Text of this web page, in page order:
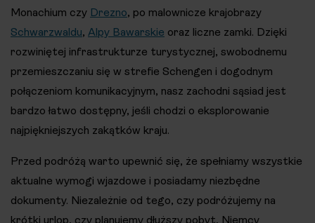
Monachium czy Drezno, po malownicze krajobrazy
Schwarzwaldu, Alpy Bawarskie oraz liczne zamki. Dzięki
rozwiniętej infrastrukturze turystycznej, swobodnemu
przemieszczaniu się w strefie Schengen i dogodnym
połączeniom komunikacyjnym, nasz zachodni sąsiad jest
bardzo łatwo dostępny, jeśli chodzi o eksplorowanie
najpiękniejszych zakątków kraju.
Przed podróżą warto upewnić się, że spełniamy wszystkie
aktualne wymogi wjazdowe i posiadamy niezbędne
dokumenty. Niezależnie od tego, czy podróżujemy na
krótki urlop, czy planujemy dłuższy pobyt, Niemcy